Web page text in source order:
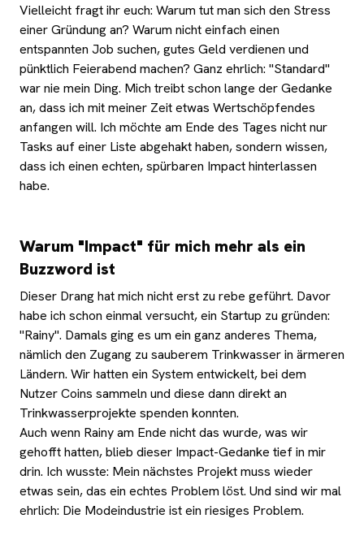
Vielleicht fragt ihr euch: Warum tut man sich den Stress
einer Gründung an? Warum nicht einfach einen
entspannten Job suchen, gutes Geld verdienen und
pünktlich Feierabend machen? Ganz ehrlich: "Standard"
war nie mein Ding. Mich treibt schon lange der Gedanke
an, dass ich mit meiner Zeit etwas Wertschöpfendes
anfangen will. Ich möchte am Ende des Tages nicht nur
Tasks auf einer Liste abgehakt haben, sondern wissen,
dass ich einen echten, spürbaren Impact hinterlassen
habe.
Warum "Impact" für mich mehr als ein
Buzzword ist
Dieser Drang hat mich nicht erst zu rebe geführt. Davor
habe ich schon einmal versucht, ein Startup zu gründen:
"Rainy". Damals ging es um ein ganz anderes Thema,
nämlich den Zugang zu sauberem Trinkwasser in ärmeren
Ländern. Wir hatten ein System entwickelt, bei dem
Nutzer Coins sammeln und diese dann direkt an
Trinkwasserprojekte spenden konnten.
Auch wenn Rainy am Ende nicht das wurde, was wir
gehofft hatten, blieb dieser Impact-Gedanke tief in mir
drin. Ich wusste: Mein nächstes Projekt muss wieder
etwas sein, das ein echtes Problem löst. Und sind wir mal
ehrlich: Die Modeindustrie istein riesiges Problem.